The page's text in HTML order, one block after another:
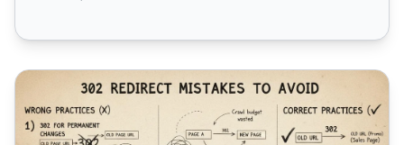
À éviter lors de l’utilisation des redirections 302 : bonnes